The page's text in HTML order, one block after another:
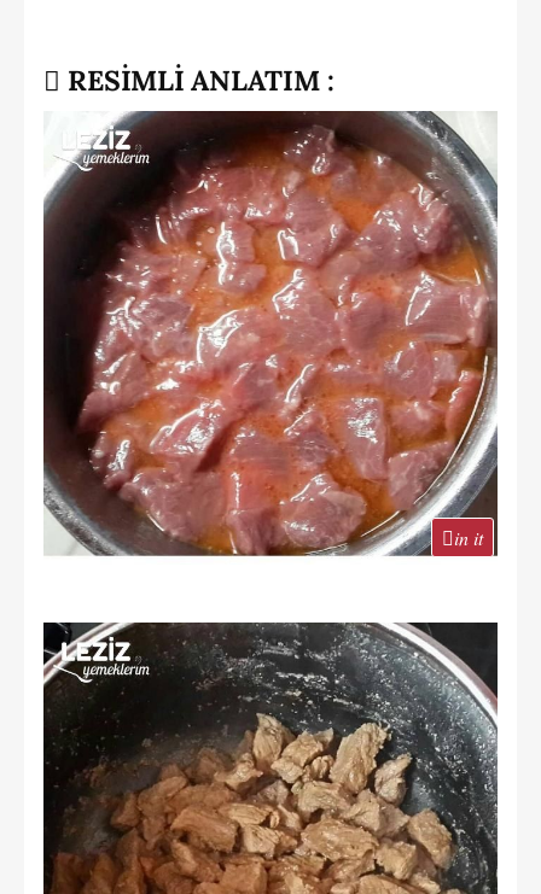
RESİMLİ ANLATIM :
in it